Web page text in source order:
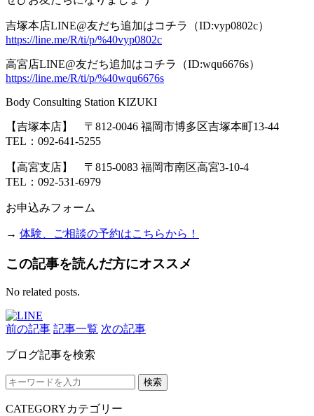
吉塚本店LINE@友だち追加はコチラ（ID:vyp0802c）
https://line.me/R/ti/p/%40vyp0802c
高宮店LINE@友だち追加はコチラ（ID:wqu6676s）
https://line.me/R/ti/p/%40wqu6676s
Body Consulting Station KIZUKI
【吉塚本店】 〒 812-0046 福岡市博多区吉塚本町13-44
TEL ： 092-641-5255
【高宮支店】 〒 815-0083 福岡市南区高宮3-10-4
TEL ： 092-531-6979
お申込みフォーム
→ 体験、ご相談の予約はこちらから！
この記事を読んだ方にオススメ
No related posts.
前の記事 記事一覧 次の記事
ブログ記事を検索
検索
CATEGORYカテゴリー